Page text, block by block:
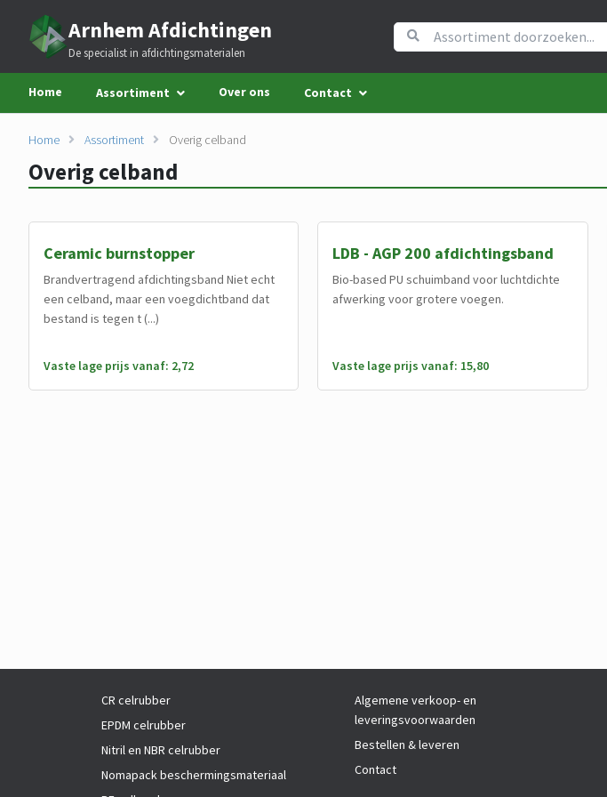
Arnhem Afdichtingen
De specialist in afdichtingsmaterialen
Home Assortiment Over ons Contact
Home Assortiment Overig celband
Overig celband
Ceramic burnstopper
Brandvertragend afdichtingsband Niet echt
een celband, maar een voegdichtband dat
bestand is tegen t (...)
Vaste lage prijs vanaf: 2,72
LDB - AGP 200 afdichtingsband
Bio-based PU schuimband voor luchtdichte
afwerking voor grotere voegen.
Vaste lage prijs vanaf: 15,80
CR celrubber
EPDM celrubber
Nitril en NBR celrubber
Nomapack beschermingsmateriaal
Algemene verkoop- en
leveringsvoorwaarden
Bestellen & leveren
Contact